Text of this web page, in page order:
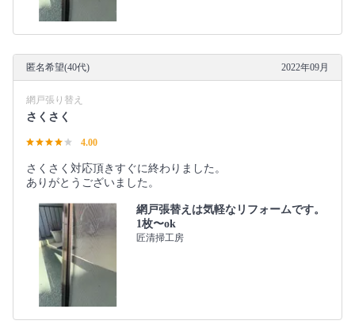
匿名希望(40代) 2022年09月
網戸張り替え
さくさく
4.00
さくさく対応頂きすぐに終わりました。
ありがとうございました。
網戸張替えは気軽なリフォームです。
1枚〜ok
匠清掃工房